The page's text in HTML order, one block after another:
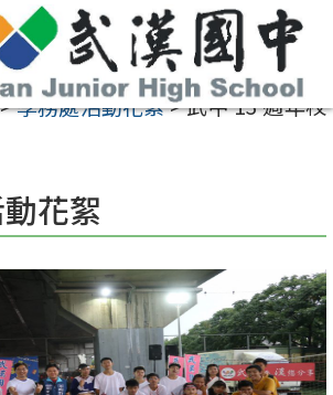
學務處活動花絮>武中 13 週年校
花絮